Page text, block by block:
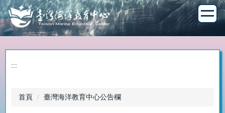
跳
到
主
要
內
:::
首頁 臺灣海洋教育中心公告欄